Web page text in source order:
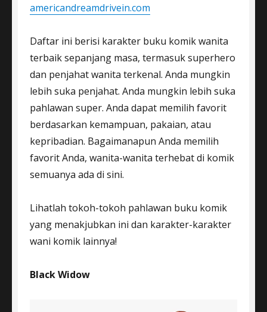
americandreamdrivein.com
Daftar ini berisi karakter buku komik wanita
terbaik sepanjang masa, termasuk superhero
dan penjahat wanita terkenal. Anda mungkin
lebih suka penjahat. Anda mungkin lebih suka
pahlawan super. Anda dapat memilih favorit
berdasarkan kemampuan, pakaian, atau
kepribadian. Bagaimanapun Anda memilih
favorit Anda, wanita-wanita terhebat di komik
semuanya ada di sini.
Lihatlah tokoh-tokoh pahlawan buku komik
yang menakjubkan ini dan karakter-karakter
wani komik lainnya!
Black Widow